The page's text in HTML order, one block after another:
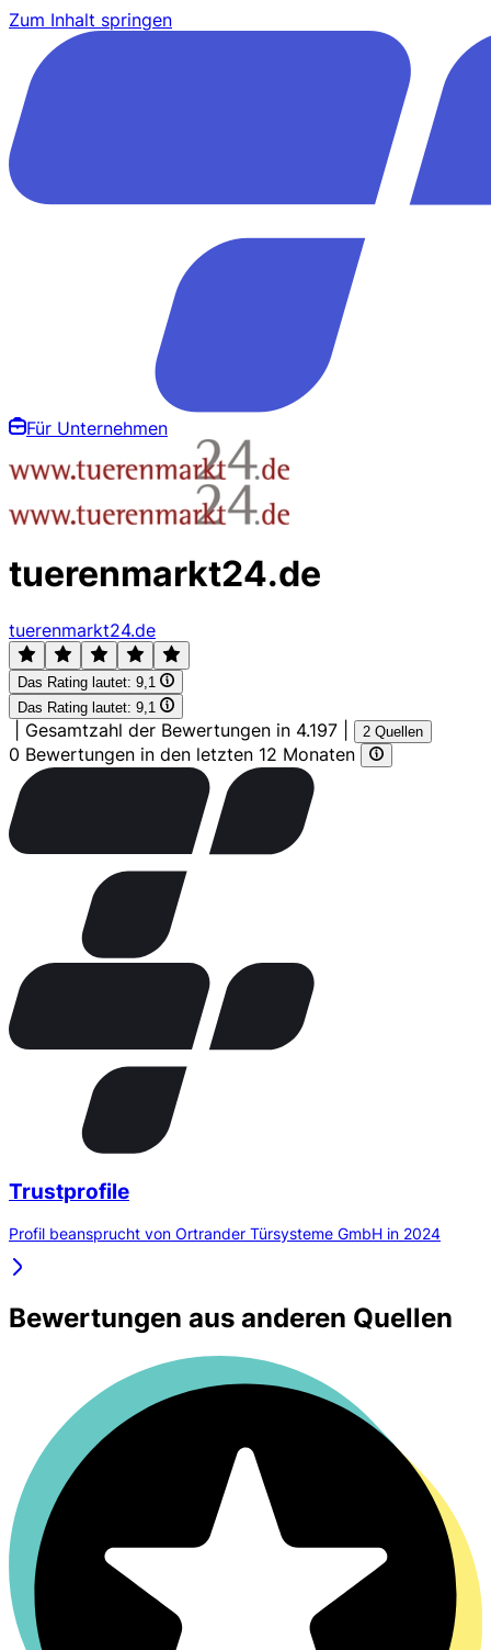
Zum Inhalt springen
Für Unternehmen
tuerenmarkt24.de
tuerenmarkt24.de
Das Rating lautet: 9,1
Das Rating lautet: 9,1
Gesamtzahl der Bewertungen in 4.197 2 Quellen
0 Bewertungen in den letzten 12 Monaten
Trustprofile
Profil beansprucht von Ortrander Türsysteme GmbH in 2024
Bewertungen aus anderen Quellen